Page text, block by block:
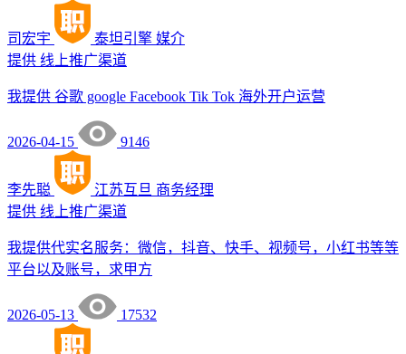
司宏宇 泰坦引擎 媒介
提供 线上推广渠道
我提供 谷歌 google Facebook Tik Tok 海外开户运营
2026-04-15 9146
李先聪 江苏互旦 商务经理
提供 线上推广渠道
我提供代实名服务：微信，抖音、快手、视频号，小红书等等
平台以及账号，求甲方
2026-05-13 17532